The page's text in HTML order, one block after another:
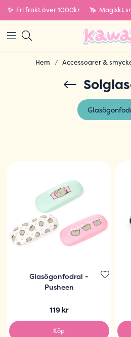
✨ Fri frakt över 1000kr 🦄 Magiskt
Hem Accessoarer &
Glasögonfodral -
Pusheen
119 kr
Köp